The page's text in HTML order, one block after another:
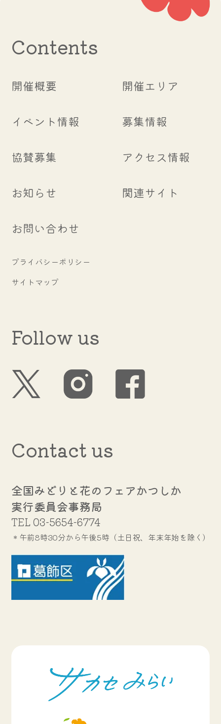
Contents
開催概要 開催エリア
イベント情報 募集情報
協賛募集 アクセス情報
お知らせ 関連サイト
お問い合わせ
プライバシーポリシー
サイトマップ
Follow us
Contact us
全国みどりと花のフェアかつしか
実行委員会事務局
TEL 03-5654-6774
＊午前8時30分から午後5時（土日祝、年末年始を除く）